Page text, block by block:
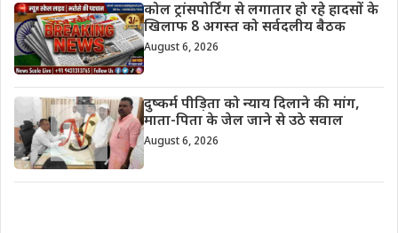
कोल ट्रांसपोर्टिंग से लगातार हो रहे हादसों के
खिलाफ 8 अगस्त को सर्वदलीय बैठक
August 6, 2026
दुष्कर्म पीड़िता को न्याय दिलाने की मांग,
माता-पिता के जेल जाने से उठे सवाल
August 6, 2026